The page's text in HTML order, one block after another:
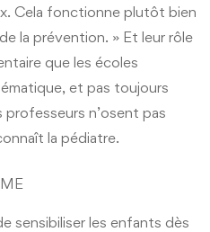
Cela fonctionne plutôt bien
la prévention. » Et leur rôle
que les écoles
et pas toujours
professeurs n’osent pas
la pédiatre.
sensibiliser les enfants dès